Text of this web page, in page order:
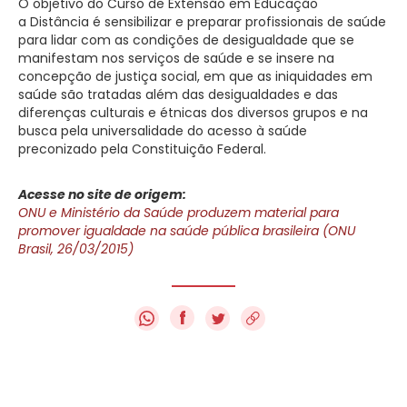
a Distância é sensibilizar e preparar profissionais de saúde
para lidar com as condições de desigualdade que se
manifestam nos serviços de saúde e se insere na
concepção de justiça social, em que as iniquidades em
saúde são tratadas além das desigualdades e das
diferenças culturais e étnicas dos diversos grupos e na
busca pela universalidade do acesso à saúde
preconizado pela Constituição Federal.
Acesse no site de origem:
ONU e Ministério da Saúde produzem material para
promover igualdade na saúde pública brasileira (ONU
Brasil, 26/03/2015)
f